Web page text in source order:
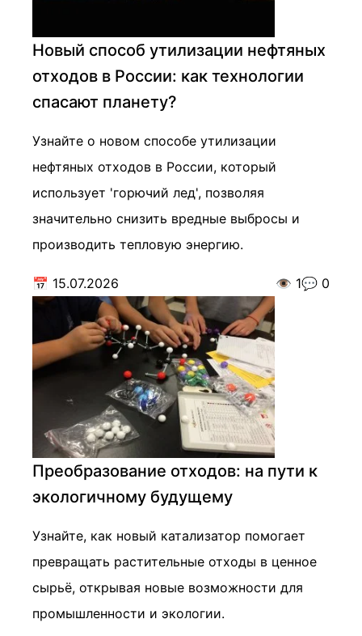
Новый способ утилизации нефтяных
отходов в России: как технологии
спасают планету?
Узнайте о новом способе утилизации
нефтяных отходов в России, который
использует 'горючий лед', позволяя
значительно снизить вредные выбросы и
производить тепловую энергию.
📅 15.07.2026 👁️ 1💬 0
Преобразование отходов: на пути к
экологичному будущему
Узнайте, как новый катализатор помогает
превращать растительные отходы в ценное
сырьё, открывая новые возможности для
промышленности и экологии.